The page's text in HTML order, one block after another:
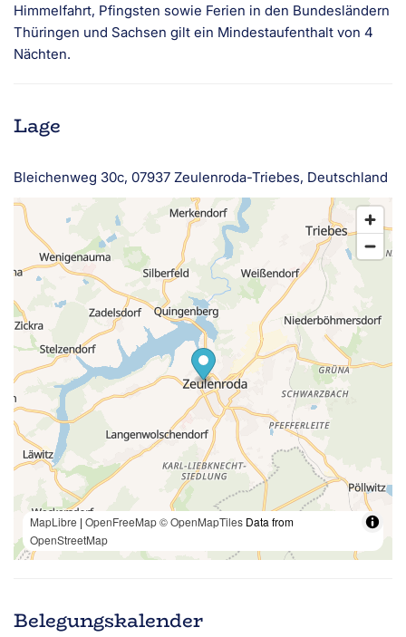
Himmelfahrt, Pfingsten sowie Ferien in den Bundesländern
Thüringen und Sachsen gilt ein Mindestaufenthalt von 4
Nächten.
Lage
Bleichenweg 30c, 07937 Zeulenroda-Triebes, Deutschland
MapLibre | OpenFreeMap© OpenMapTiles Data from
OpenStreetMap
Belegungskalender